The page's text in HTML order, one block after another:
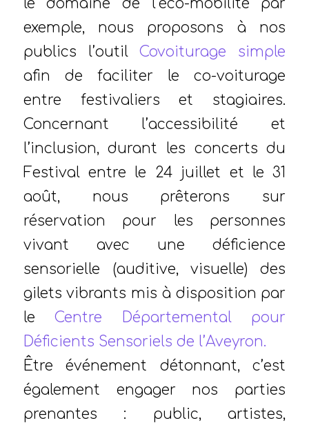
le domaine de l’éco-mobilité par
exemple, nous proposons à nos
publics l’outilCovoiturage simple
afin de faciliter le co-voiturage
entre festivaliers et stagiaires.
Concernant l’accessibilité et
l’inclusion, durant les concerts du
Festival entre le 24 juillet et le 31
août, nous prêterons sur
réservation pour les personnes
vivant avec une déficience
sensorielle (auditive, visuelle) des
gilets vibrants mis à disposition par
leCentre Départemental pour
Déficients Sensoriels de l’Aveyron.
Être événement détonnant, c’est
également engager nos parties
prenantes : public, artistes,